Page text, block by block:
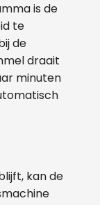
is de
te
de
draait
minuten
kan de